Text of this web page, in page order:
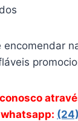
whatsapp: